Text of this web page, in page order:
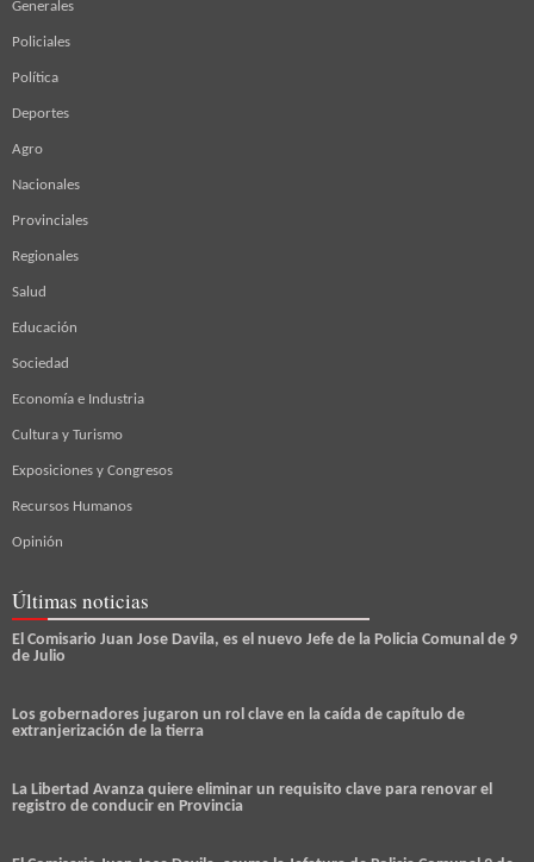
Generales
Policiales
Política
Deportes
Agro
Nacionales
Provinciales
Regionales
Salud
Educación
Sociedad
Economía e Industria
Cultura y Turismo
Exposiciones y Congresos
Recursos Humanos
Opinión
Últimas noticias
El Comisario Juan Jose Davila, es el nuevo Jefe de la Policia Comunal de 9
de Julio
Los gobernadores jugaron un rol clave en la caída de capítulo de
extranjerización de la tierra
La Libertad Avanza quiere eliminar un requisito clave para renovar el
registro de conducir en Provincia